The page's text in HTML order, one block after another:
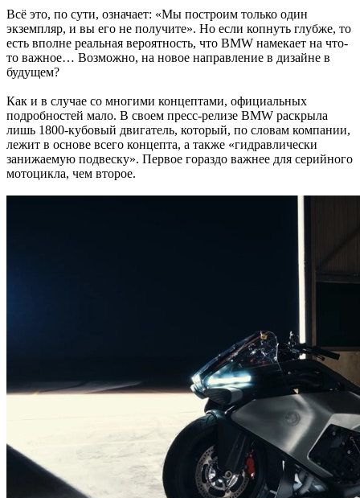
Всё это, по сути, означает: «Мы построим только один
экземпляр, и вы его не получите». Но если копнуть глубже, то
есть вполне реальная вероятность, что BMW намекает на что-
то важное… Возможно, на новое направление в дизайне в
будущем?
Как и в случае со многими концептами, официальных
подробностей мало. В своем пресс-релизе BMW раскрыла
лишь 1800-кубовый двигатель, который, по словам компании,
лежит в основе всего концепта, а также «гидравлически
занижаемую подвеску». Первое гораздо важнее для серийного
мотоцикла, чем второе.